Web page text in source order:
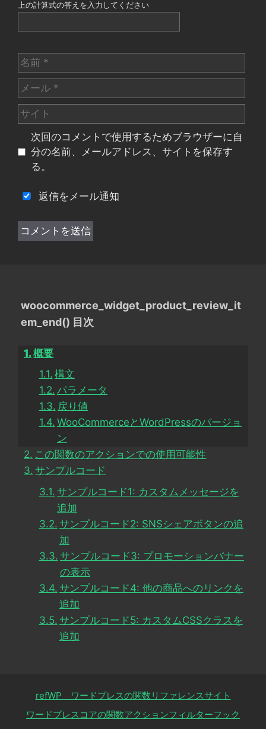
上の計算式の答えを入力してください
名
前
メ
ー
ル
サ
イ
次回のコメントで使用するためブラウザーに自
分の名前、メールアドレス、サイトを保存す
る。
返信をメール通知
woocommerce_widget_product_review_it
em_end() 目次
概要
構文
パラメータ
戻り値
WooCommerceとWordPressのバージョ
ン
この関数のアクションでの使用可能性
サンプルコード
サンプルコード1: カスタムメッセージを
追加
サンプルコード2: SNSシェアボタンの追
加
サンプルコード3: プロモーションバナー
の表示
サンプルコード4: 他の商品へのリンクを
追加
サンプルコード5: カスタムCSSクラスを
追加
refWP ワードプレスの関数リファレンスサイト
ワードプレスコアの関数アクションフィルターフック